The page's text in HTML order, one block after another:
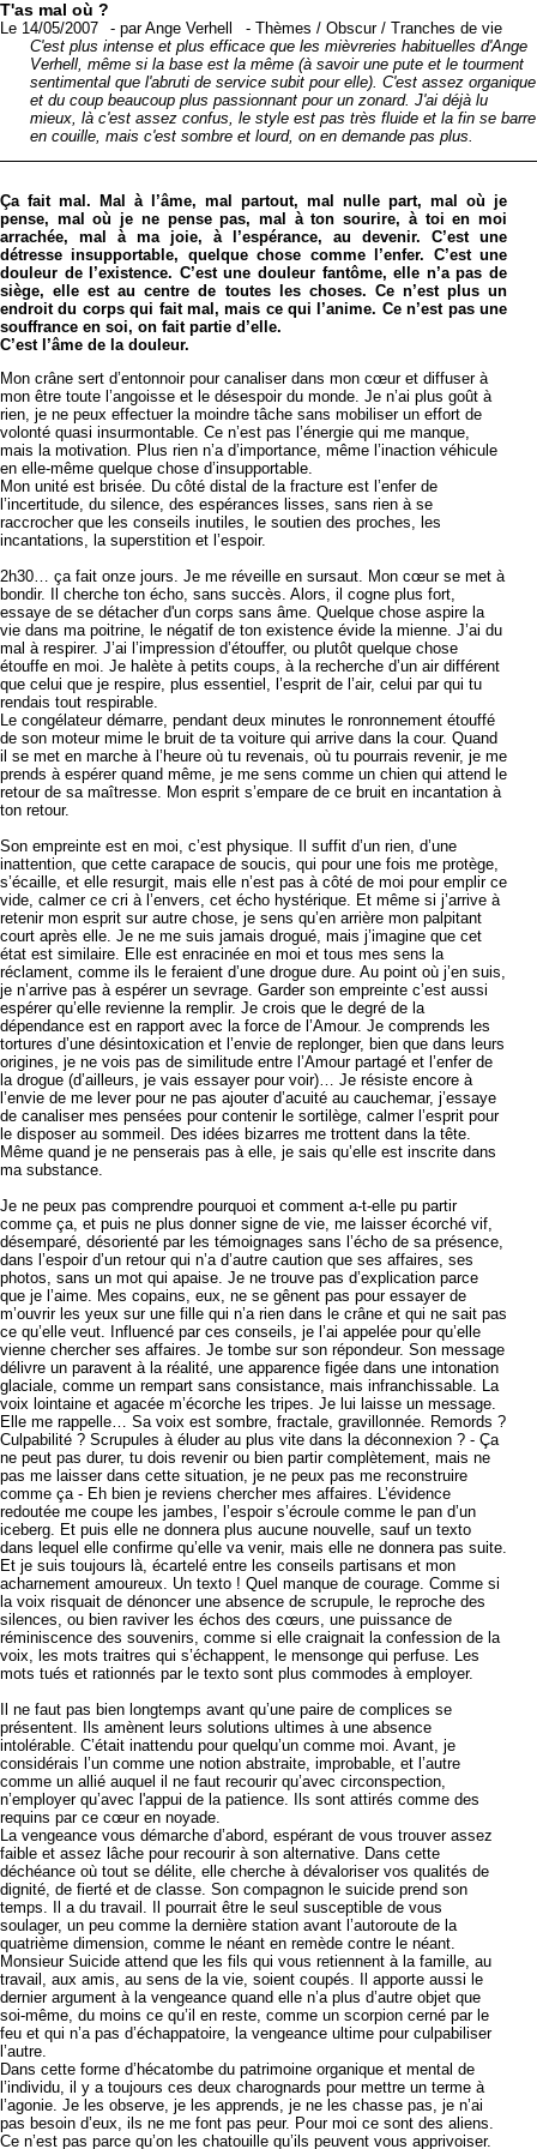
T'as mal où ?
Le 14/05/2007 -parAnge Verhell - Thèmes / Obscur/ Tranches de vie
C'est plus intense et plus efficace que les mièvreries habituelles d'Ange
Verhell, même si la base est la même (à savoir une pute et le tourment
sentimental que l'abruti de service subit pour elle). C'est assez organique
et du coup beaucoup plus passionnant pour un zonard. J'ai déjà lu
mieux, là c'est assez confus, le style est pas très fluide et la fin se barre
en couille, mais c'est sombre et lourd, on en demande pas plus.
Ça fait mal. Mal à l’âme, mal partout, mal nulle part, mal où je
pense, mal où je ne pense pas, mal à ton sourire, à toi en moi
arrachée, mal à ma joie, à l’espérance, au devenir. C’est une
détresse insupportable, quelque chose comme l’enfer. C’est une
douleur de l’existence. C’est une douleur fantôme, elle n’a pas de
siège, elle est au centre de toutes les choses. Ce n’est plus un
endroit du corps qui fait mal, mais ce qui l’anime. Ce n’est pas une
souffrance en soi, on fait partie d’elle.
C’est l’âme de la douleur.
Mon crâne sert d’entonnoir pour canaliser dans mon cœur et diffuser à
mon être toute l’angoisse et le désespoir du monde. Je n’ai plus goût à
rien, je ne peux effectuer la moindre tâche sans mobiliser un effort de
volonté quasi insurmontable. Ce n’est pas l’énergie qui me manque,
mais la motivation. Plus rien n’a d’importance, même l’inaction véhicule
en elle-même quelque chose d’insupportable.
Mon unité est brisée. Du côté distal de la fracture est l’enfer de
l’incertitude, du silence, des espérances lisses, sans rien à se
raccrocher que les conseils inutiles, le soutien des proches, les
incantations, la superstition et l’espoir.
2h30… ça fait onze jours. Je me réveille en sursaut. Mon cœur se met à
bondir. Il cherche ton écho, sans succès. Alors, il cogne plus fort,
essaye de se détacher d'un corps sans âme. Quelque chose aspire la
vie dans ma poitrine, le négatif de ton existence évide la mienne. J’ai du
mal à respirer. J’ai l’impression d’étouffer, ou plutôt quelque chose
étouffe en moi. Je halète à petits coups, à la recherche d’un air différent
que celui que je respire, plus essentiel, l’esprit de l’air, celui par qui tu
rendais tout respirable.
Le congélateur démarre, pendant deux minutes le ronronnement étouffé
de son moteur mime le bruit de ta voiture qui arrive dans la cour. Quand
il se met en marche à l’heure où tu revenais, où tu pourrais revenir, je me
prends à espérer quand même, je me sens comme un chien qui attend le
retour de sa maîtresse. Mon esprit s’empare de ce bruit en incantation à
ton retour.
Son empreinte est en moi, c’est physique. Il suffit d’un rien, d’une
inattention, que cette carapace de soucis, qui pour une fois me protège,
s’écaille, et elle resurgit, mais elle n’est pas à côté de moi pour emplir ce
vide, calmer ce cri à l’envers, cet écho hystérique. Et même si j’arrive à
retenir mon esprit sur autre chose, je sens qu’en arrière mon palpitant
court après elle. Je ne me suis jamais drogué, mais j’imagine que cet
état est similaire. Elle est enracinée en moi et tous mes sens la
réclament, comme ils le feraient d’une drogue dure. Au point où j’en suis,
je n’arrive pas à espérer un sevrage. Garder son empreinte c’est aussi
espérer qu’elle revienne la remplir. Je crois que le degré de la
dépendance est en rapport avec la force de l’Amour. Je comprends les
tortures d’une désintoxication et l’envie de replonger, bien que dans leurs
origines, je ne vois pas de similitude entre l’Amour partagé et l’enfer de
la drogue (d’ailleurs, je vais essayer pour voir)… Je résiste encore à
l’envie de me lever pour ne pas ajouter d’acuité au cauchemar, j’essaye
de canaliser mes pensées pour contenir le sortilège, calmer l’esprit pour
le disposer au sommeil. Des idées bizarres me trottent dans la tête.
Même quand je ne penserais pas à elle, je sais qu’elle est inscrite dans
ma substance.
Je ne peux pas comprendre pourquoi et comment a-t-elle pu partir
comme ça, et puis ne plus donner signe de vie, me laisser écorché vif,
désemparé, désorienté par les témoignages sans l’écho de sa présence,
dans l’espoir d’un retour qui n’a d’autre caution que ses affaires, ses
photos, sans un mot qui apaise. Je ne trouve pas d’explication parce
que je l’aime. Mes copains, eux, ne se gênent pas pour essayer de
m’ouvrir les yeux sur une fille qui n’a rien dans le crâne et qui ne sait pas
ce qu’elle veut. Influencé par ces conseils, je l’ai appelée pour qu’elle
vienne chercher ses affaires. Je tombe sur son répondeur. Son message
délivre un paravent à la réalité, une apparence figée dans une intonation
glaciale, comme un rempart sans consistance, mais infranchissable. La
voix lointaine et agacée m’écorche les tripes. Je lui laisse un message.
Elle me rappelle… Sa voix est sombre, fractale, gravillonnée. Remords ?
Culpabilité ? Scrupules à éluder au plus vite dans la déconnexion ? - Ça
ne peut pas durer, tu dois revenir ou bien partir complètement, mais ne
pas me laisser dans cette situation, je ne peux pas me reconstruire
comme ça - Eh bien je reviens chercher mes affaires. L’évidence
redoutée me coupe les jambes, l’espoir s’écroule comme le pan d’un
iceberg. Et puis elle ne donnera plus aucune nouvelle, sauf un texto
dans lequel elle confirme qu’elle va venir, mais elle ne donnera pas suite.
Et je suis toujours là, écartelé entre les conseils partisans et mon
acharnement amoureux. Un texto ! Quel manque de courage. Comme si
la voix risquait de dénoncer une absence de scrupule, le reproche des
silences, ou bien raviver les échos des cœurs, une puissance de
réminiscence des souvenirs, comme si elle craignait la confession de la
voix, les mots traitres qui s’échappent, le mensonge qui perfuse. Les
mots tués et rationnés par le texto sont plus commodes à employer.
Il ne faut pas bien longtemps avant qu’une paire de complices se
présentent. Ils amènent leurs solutions ultimes à une absence
intolérable. C’était inattendu pour quelqu’un comme moi. Avant, je
considérais l’un comme une notion abstraite, improbable, et l’autre
comme un allié auquel il ne faut recourir qu’avec circonspection,
n’employer qu’avec l'appui de la patience. Ils sont attirés comme des
requins par ce cœur en noyade.
La vengeance vous démarche d’abord, espérant de vous trouver assez
faible et assez lâche pour recourir à son alternative. Dans cette
déchéance où tout se délite, elle cherche à dévaloriser vos qualités de
dignité, de fierté et de classe. Son compagnon le suicide prend son
temps. Il a du travail. Il pourrait être le seul susceptible de vous
soulager, un peu comme la dernière station avant l’autoroute de la
quatrième dimension, comme le néant en remède contre le néant.
Monsieur Suicide attend que les fils qui vous retiennent à la famille, au
travail, aux amis, au sens de la vie, soient coupés. Il apporte aussi le
dernier argument à la vengeance quand elle n’a plus d’autre objet que
soi-même, du moins ce qu’il en reste, comme un scorpion cerné par le
feu et qui n’a pas d’échappatoire, la vengeance ultime pour culpabiliser
l’autre.
Dans cette forme d’hécatombe du patrimoine organique et mental de
l’individu, il y a toujours ces deux charognards pour mettre un terme à
l’agonie. Je les observe, je les apprends, je ne les chasse pas, je n’ai
pas besoin d’eux, ils ne me font pas peur. Pour moi ce sont des aliens.
Ce n’est pas parce qu’on les chatouille qu’ils peuvent vous apprivoiser.